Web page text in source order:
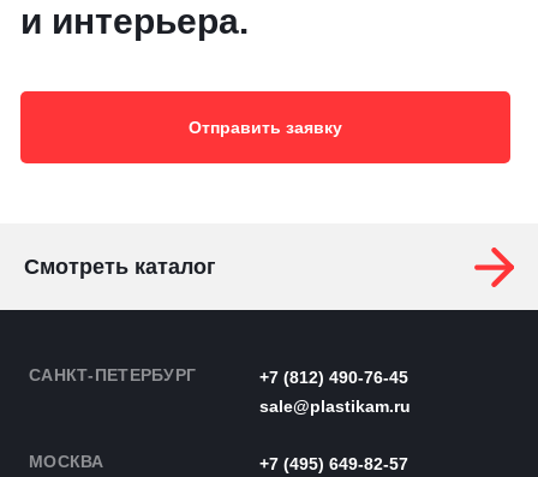
и интерьера.
Отправить заявку
Смотреть каталог
САНКТ-ПЕТЕРБУРГ
+7 (812) 490-76-45
sale@plastikam.ru
МОСКВА +7 (495) 649-82-57